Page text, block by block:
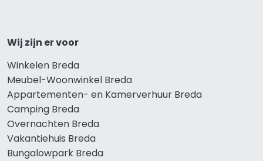
Wij zijn er voor
Winkelen Breda
Meubel-Woonwinkel Breda
Appartementen- en Kamerverhuur Breda
Camping Breda
Overnachten Breda
Vakantiehuis Breda
Bungalowpark Breda